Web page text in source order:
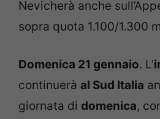
Nevicherà anche
sopra quota 1.100/1.300
Domenica 21 gennaio. L’
continuerà al Sud Italia
giornata di domenica,